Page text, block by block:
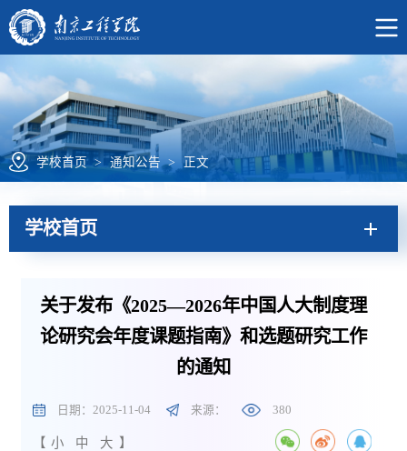
学校首页 > 通知公告 > 正文
学校首页
关于发布《2025—2026年中国人大制度理
论研究会年度课题指南》和选题研究工作
的通知
日期：2025-11-04 来源： 380
【 小 中 大 】